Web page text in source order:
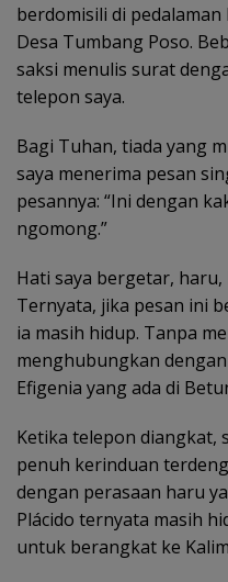
berdomisili di
Desa Tumbang Poso.
saksi menulis surat
telepon saya.
Bagi Tuhan, tiada yang
saya menerima pesan
pesannya: “Ini dengan
ngomong.”
Hati saya bergetar,
Ternyata, jika pesan ini
ia masih hidup. Tanpa
menghubungkan
Efigenia yang ada di
Ketika telepon diangkat,
penuh kerinduan
dengan perasaan haru
Plácido ternyata masih
untuk berangkat ke